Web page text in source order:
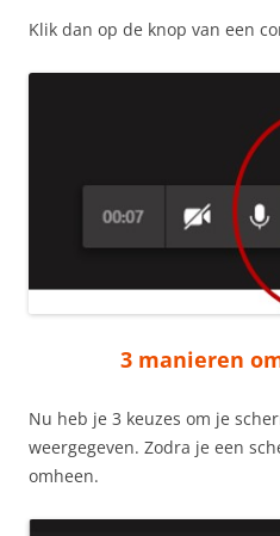
Klik dan op de knop van een
3 manieren
Nu heb je 3 keuzes om je
weergegeven. Zodra je een
omheen.